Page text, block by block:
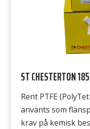
ST CHESTERTON 185
Rent PTFE
använts som
krav på kemisk